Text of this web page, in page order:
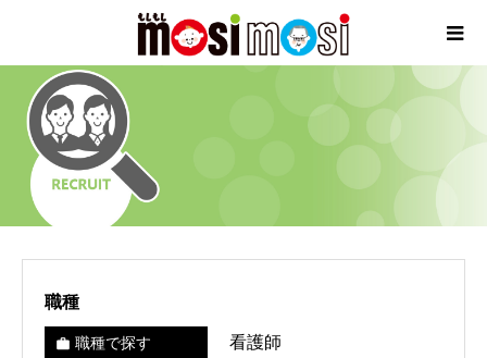
職種
work 職種で探す 看護師